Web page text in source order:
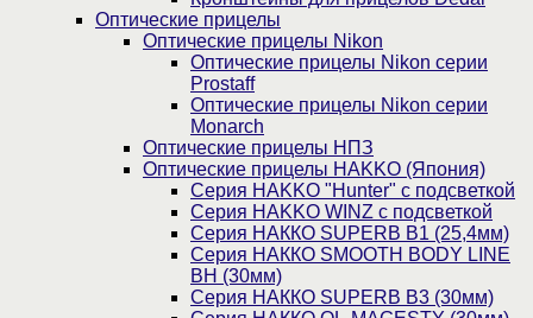
Оптические прицелы
Оптические прицелы Nikon
Оптические прицелы Nikon серии
Prostaff
Оптические прицелы Nikon серии
Monarch
Оптические прицелы НПЗ
Оптические прицелы HAKKO (Япония)
Cерия HAKKO "Hunter" с подсветкой
Серия НAKKO WINZ с подсветкой
Серия НАККО SUPERB B1 (25,4мм)
Серия НАККО SMOOTH BODY LINE
BH (30мм)
Серия НАККО SUPERB B3 (30мм)